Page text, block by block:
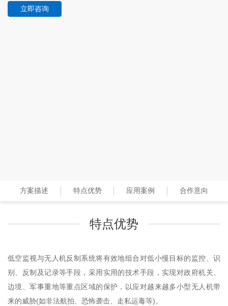
立即咨询
方案描述 特点优势 应用案例 合作意向
特点优势
低空监视与无人机反制系统将有效地组合对低小慢目标的监控、识
别、反制及记录等手段，采用实用的技术手段，实现对政府机关、
边境、军事重地等重点区域的保护，以应对越来越多小型无人机带
来的威胁(如非法航拍、恐怖袭击、走私运毒等)。